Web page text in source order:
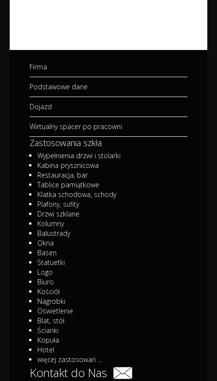
Firma
Podstawowe dane
Dojazd
Wirtualny spacer po pracowni
Zastosowania szkła
Wypełnienia drzwi i stolarki
Kabina prysznicowa
Restauracja, bar
Tablice pamiątkowe
Klatka schodowa, schody
Plafony, sufity
Drzwi szklane
Kolumny
Balustrady
Okna
Basen
Statuetki
Logo
Biuro
Kościół
Nagrobki
Oświetlenie
Blat, stół
Ścianki
Kopuła
Hotel
więcej zastosowań ...
Kontakt do Nas